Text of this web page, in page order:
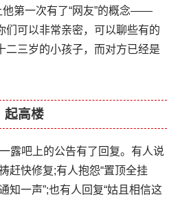
他第一次有了“网友”的概念——
们可以非常亲密，可以聊些有的
二三岁的小孩子，而对方已经是
起高楼
露吧上的公告有了回复。有人说
赶快修复;有人抱怨“置顶全挂
知一声”;也有人回复“姑且相信这